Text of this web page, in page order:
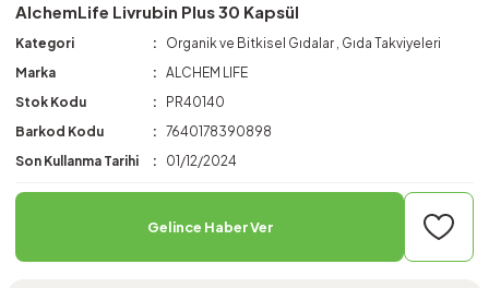
AlchemLife Livrubin Plus 30 Kapsül
Kategori Organik ve Bitkisel Gıdalar , Gıda Takviyeleri
Marka
ALCHEM LIFE
Stok Kodu
PR40140
Barkod Kodu
7640178390898
Son Kullanma Tarihi
01/12/2024
Gelince Haber Ver